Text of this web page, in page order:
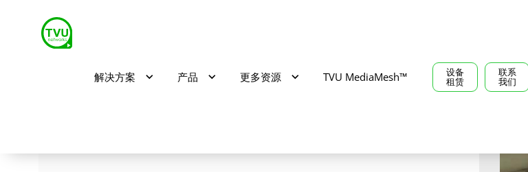
解决方案 产品 更多资源 TVU MediaMesh™ 设备
租赁
联系
我们